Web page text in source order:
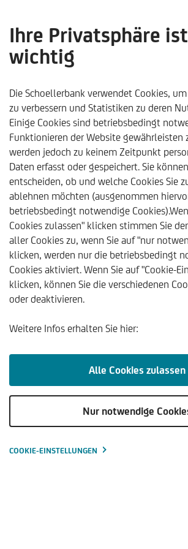
Schoellerbank
Suche
Bitte erteilen Sie uns Ihr
von einem externen Anbieter
anzuzeigen. Quelle:Iframe Base.
Einwilligung auf der Datenschutz-
widerrufen.
Einmal erlauben
Schalteraushang
Ihre Privatsphäre
wichtig
Die Schoellerbank verwendet Cookies,
zu verbessern und Statistiken zu deren
Einige Cookies sind betriebsbedingt
Funktionieren der Website gewährleisten
werden jedoch zu keinem Zeitpunkt
Daten erfasst oder gespeichert. Sie
entscheiden, ob und welche Cookies Sie
ablehnen möchten (ausgenommen
betriebsbedingt notwendige
Cookies zulassen" klicken stimmen Sie
aller Cookies zu, wenn Sie auf "nur
klicken, werden nur die betriebsbedingt
Cookies aktiviert. Wenn Sie auf "Cookie-
klicken, können Sie die verschiedenen
oder deaktivieren.
Weitere Infos erhalten Sie hier:
Alle Cookies zulassen
Nur notwendige
COOKIE-EINSTELLUNGEN